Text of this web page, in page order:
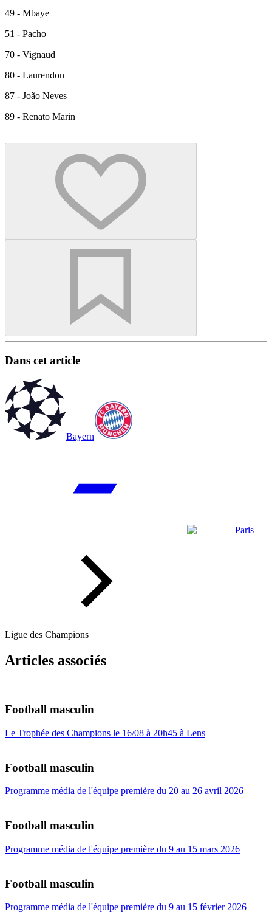
49 - Mbaye
51 - Pacho
70 - Vignaud
80 - Laurendon
87 - João Neves
89 - Renato Marin
Dans cet article
Bayern
Paris
Ligue des Champions
Articles associés
Football masculin
Le Trophée des Champions le 16/08 à 20h45 à Lens
Football masculin
Programme média de l'équipe première du 20 au 26 avril 2026
Football masculin
Programme média de l'équipe première du 9 au 15 mars 2026
Football masculin
Programme média de l'équipe première du 9 au 15 février 2026